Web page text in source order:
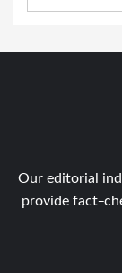
Our editorial
provide fact-